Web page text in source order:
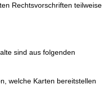
Rechtsvorschriften teilweise
sind aus folgenden
welche Karten bereitstellen